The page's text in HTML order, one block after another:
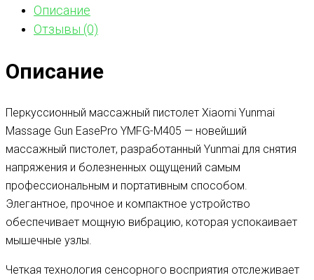
Описание
Отзывы (0)
Описание
Перкуссионный массажный пистолет Xiaomi Yunmai
Massage Gun EasePro YMFG-M405 — новейший
массажный пистолет, разработанный Yunmai для снятия
напряжения и болезненных ощущений самым
профессиональным и портативным способом.
Элегантное, прочное и компактное устройство
обеспечивает мощную вибрацию, которая успокаивает
мышечные узлы.
Четкая технология сенсорного восприятия отслеживает